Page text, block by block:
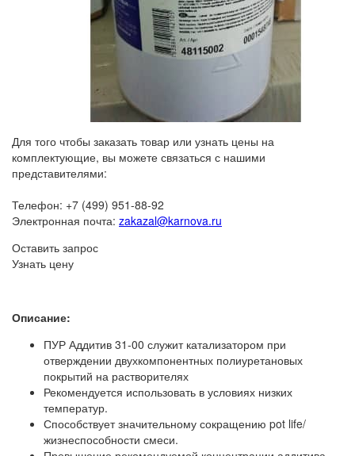
Для того чтобы заказать товар или узнать цены на
комплектующие, вы можете связаться с нашими
представителями:
Телефон: +7 (499) 951-88-92
Электронная почта: zakazal@karnova.ru
Оставить запрос
Узнать цену
Описание:
ПУР Аддитив 31-00 служит катализатором при
отверждении двухкомпонентных полиуретановых
покрытий на растворителях
Рекомендуется использовать в условиях низких
температур.
Способствует значительному сокращению pot life/
жизнеспособности смеси.